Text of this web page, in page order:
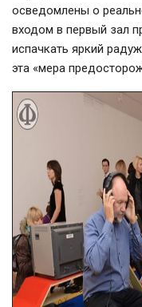
осведомлены о
входом в первый зал
испачкать яркий
эта «мера